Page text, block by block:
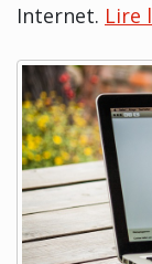
Internet. Lire